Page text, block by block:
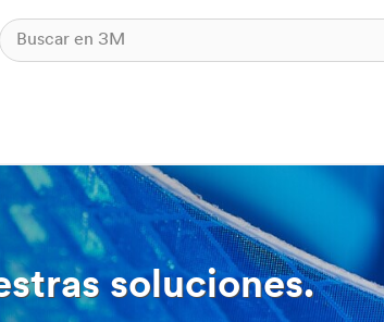
soluciones.